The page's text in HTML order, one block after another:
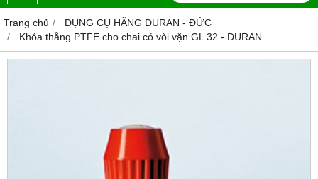
Trang chủ
DỤNG CỤ HÃNG DURAN - ĐỨC
Khóa thẳng PTFE cho chai có vòi vặn GL 32 - DURAN